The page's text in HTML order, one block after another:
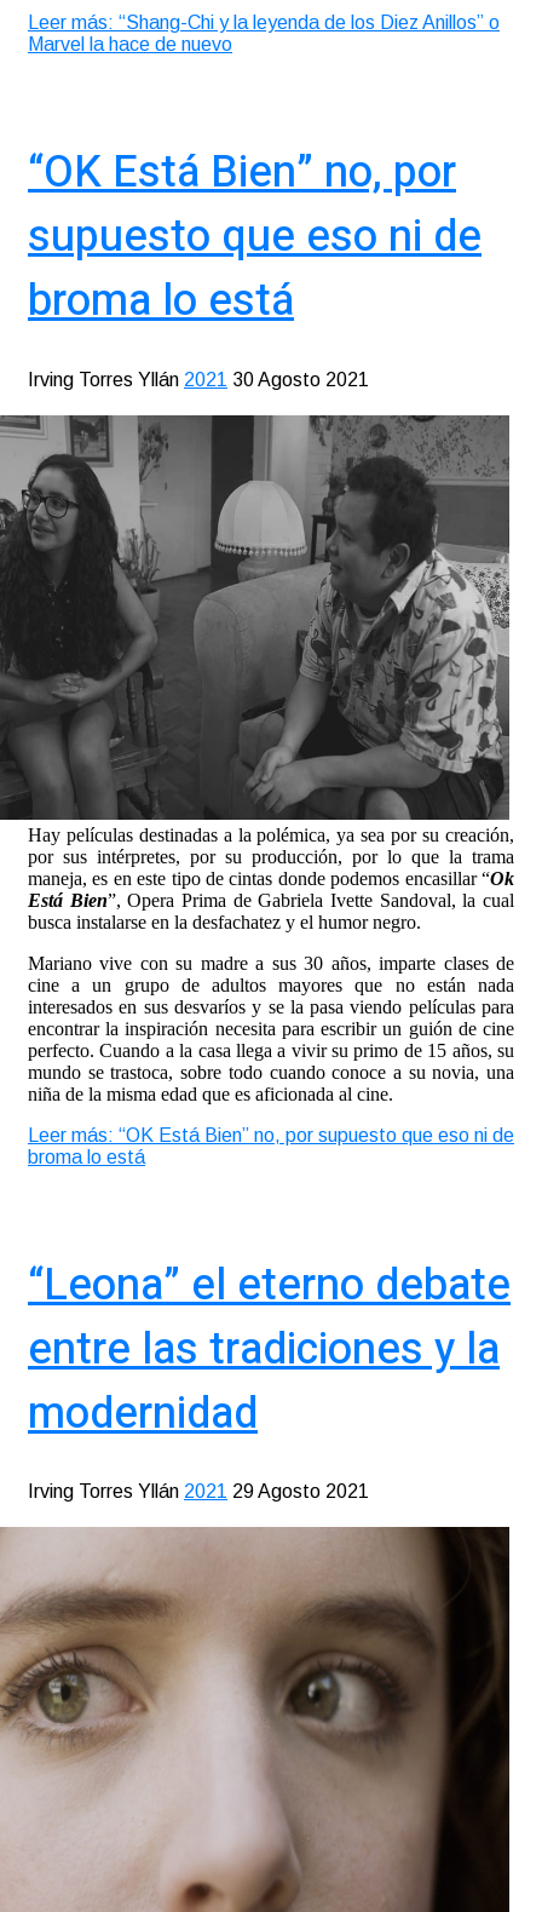
Leer más: “Shang-Chi y la leyenda de los Diez Anillos” o
Marvel la hace de nuevo
“OK Está Bien” no, por
supuesto que eso ni de
broma lo está
Irving Torres Yllán 2021 30 Agosto 2021
Hay películas destinadas a la polémica, ya sea por su creación,
por sus intérpretes, por su producción, por lo que la trama
maneja, es en este tipo de cintas donde podemos encasillar “Ok
Está Bien”, Opera Prima de Gabriela Ivette Sandoval, la cual
busca instalarse en la desfachatez y el humor negro.
Mariano vive con su madre a sus 30 años, imparte clases de
cine a un grupo de adultos mayores que no están nada
interesados en sus desvaríos y se la pasa viendo películas para
encontrar la inspiración necesita para escribir un guión de cine
perfecto. Cuando a la casa llega a vivir su primo de 15 años, su
mundo se trastoca, sobre todo cuando conoce a su novia, una
niña de la misma edad que es aficionada al cine.
Leer más: “OK Está Bien” no, por supuesto que eso ni de
broma lo está
“Leona” el eterno debate
entre las tradiciones y la
modernidad
Irving Torres Yllán 2021 29 Agosto 2021